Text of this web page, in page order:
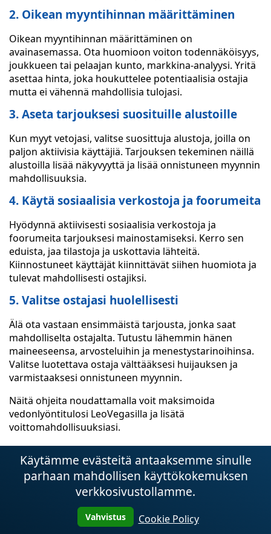
2. Oikean myyntihinnan määrittäminen
Oikean myyntihinnan määrittäminen on
avainasemassa. Ota huomioon voiton todennäköisyys,
joukkueen tai pelaajan kunto, markkina-analyysi. Yritä
asettaa hinta, joka houkuttelee potentiaalisia ostajia
mutta ei vähennä mahdollisia tulojasi.
3. Aseta tarjouksesi suosituille alustoille
Kun myyt vetojasi, valitse suosittuja alustoja, joilla on
paljon aktiivisia käyttäjiä. Tarjouksen tekeminen näillä
alustoilla lisää näkyvyyttä ja lisää onnistuneen myynnin
mahdollisuuksia.
4. Käytä sosiaalisia verkostoja ja foorumeita
Hyödynnä aktiivisesti sosiaalisia verkostoja ja
foorumeita tarjouksesi mainostamiseksi. Kerro sen
eduista, jaa tilastoja ja uskottavia lähteitä.
Kiinnostuneet käyttäjät kiinnittävät siihen huomiota ja
tulevat mahdollisesti ostajiksi.
5. Valitse ostajasi huolellisesti
Älä ota vastaan ensimmäistä tarjousta, jonka saat
mahdolliselta ostajalta. Tutustu lähemmin hänen
maineeseensa, arvosteluihin ja menestystarinoihinsa.
Valitse luotettava ostaja välttääksesi huijauksen ja
varmistaaksesi onnistuneen myynnin.
Näitä ohjeita noudattamalla voit maksimoida
vedonlyöntitulosi LeoVegasilla ja lisätä
voittomahdollisuuksiasi.
Henkilökohtaiset neuvot
LeoVegasilta
LeoVegas on johtava online-vedonvälittäjä, joka tarjoaa
laajan valikoiman urheiluvedonlyönti- ja kasinopelejä.
Pyrimme tarjoamaan pelaajillemme parhaan
Käytämme evästeitä antaaksemme sinulle
parhaan mahdollisen käyttökokemuksen
verkkosivustollamme.
Vahvistus Cookie Policy